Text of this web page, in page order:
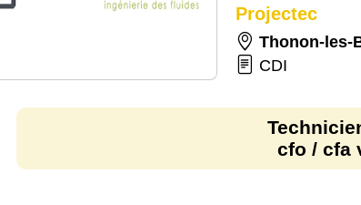
Projectec
Thonon-les-
CDI
cfo / cfa